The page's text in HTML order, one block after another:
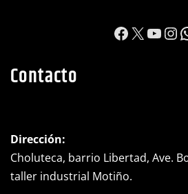
https://
X
Contacto
Dirección:
Choluteca, barrio Libertad, Ave.
taller industrial Motiño.